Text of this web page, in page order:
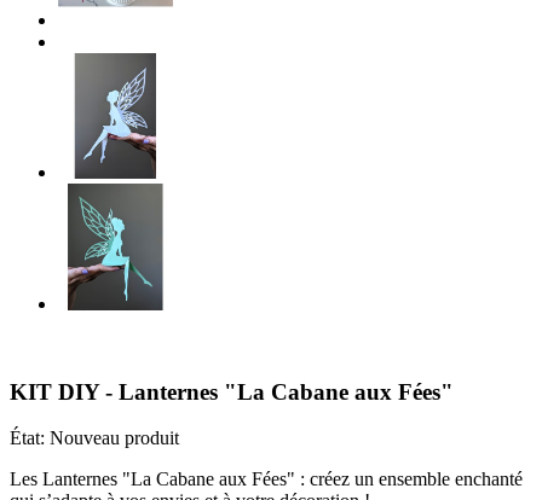
KIT DIY - Lanternes "La Cabane aux Fées"
État: Nouveau produit
Les Lanternes "La Cabane aux Fées" : créez un ensemble enchanté